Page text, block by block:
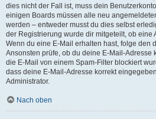
dies nicht der Fall ist, muss dein
einigen Boards müssen alle neu
werden – entweder musst du dies selbst
der Registrierung wurde dir mitgeteilt, ob eine
Wenn du eine E-Mail erhalten hast, folge den
Ansonsten prüfe, ob du deine E-Mail-Adresse
die E-Mail von einem Spam-Filter blockiert
dass deine E-Mail-Adresse korrekt
Administrator.
Nach oben